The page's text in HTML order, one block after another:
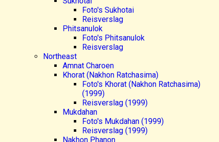
Foto's Sukhotai
Reisverslag
Phitsanulok
Foto's Phitsanulok
Reisverslag
Northeast
Amnat Charoen
Khorat (Nakhon Ratchasima)
Foto's Khorat (Nakhon Ratchasima)
(1999)
Reisverslag (1999)
Mukdahan
Foto's Mukdahan (1999)
Reisverslag (1999)
Nakhon Phanon